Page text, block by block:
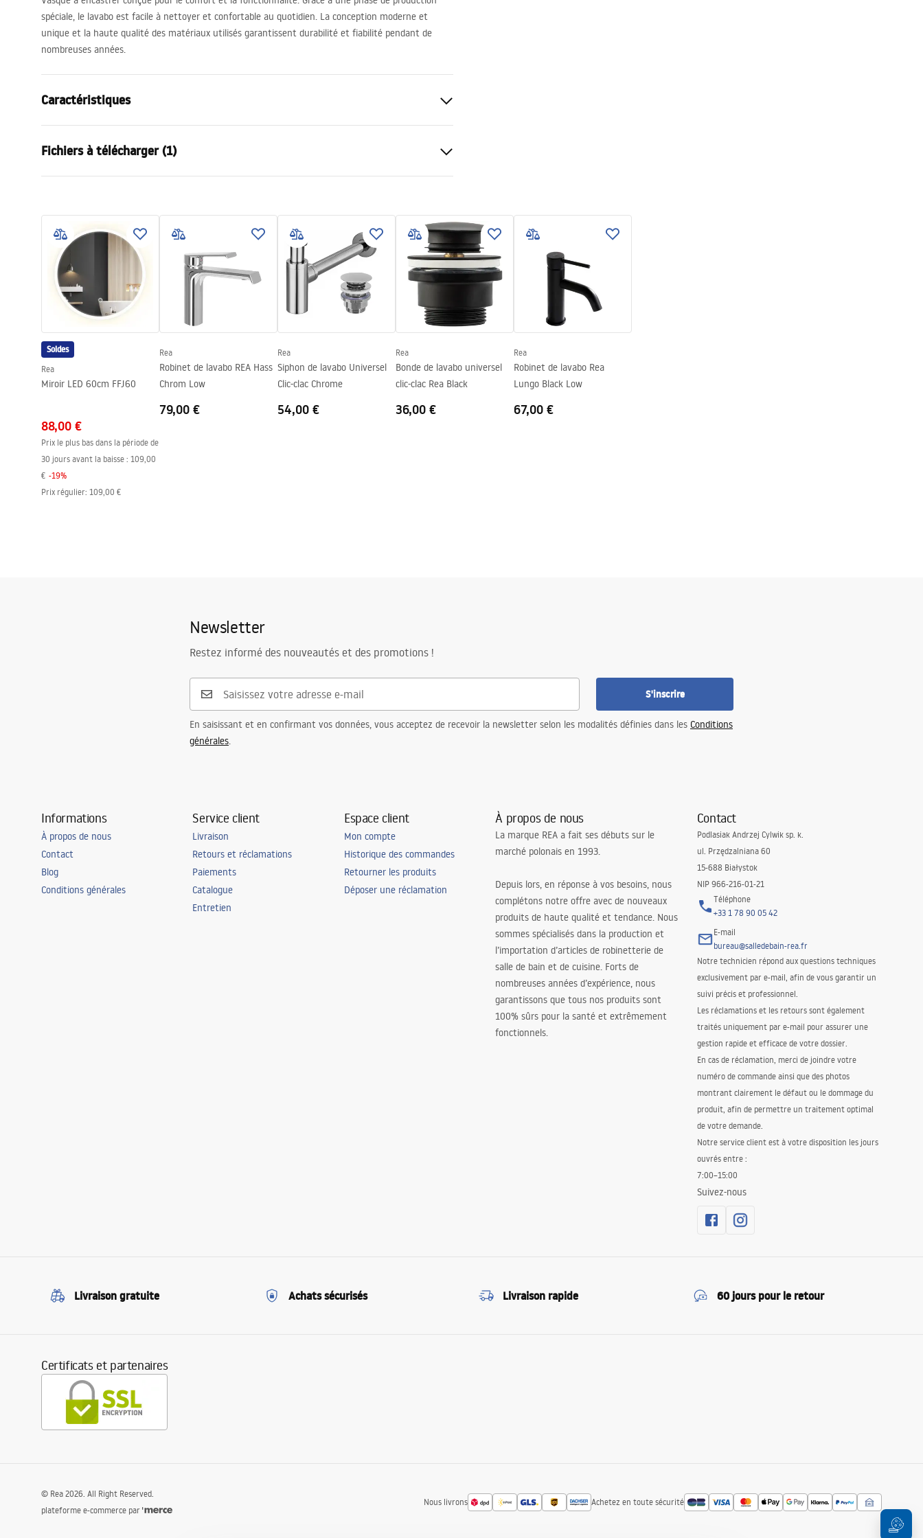
spéciale, le lavabo est facile à nettoyer et confortable au quotidien. La conception moderne et
unique et la haute qualité des matériaux utilisés garantissent durabilité et fiabilité pendant de
nombreuses années.
Caractéristiques
Matériel
Couleur
Blanc
Largeur
mm
Hauteur
mm
Forme
Rectangulaire
Trou de robinet
Trou de débordement
Oui
Fichiers à télécharger (1)
Warranty_Terms_and_Conditions_Basins_-_5.pdf
Soldes
Rea
Miroir LED 60cm FFJ60
88,00 €
Prix le plus bas dans la période de
30 jours avant la baisse : 109,00
€ -19%
Prix régulier: 109,00 €
Rea
Robinet de lavabo REA Hass
Chrom Low
79,00 €
Rea
Siphon de lavabo Universel
Clic-clac Chrome
54,00 €
Rea
Bonde de lavabo universel
clic-clac Rea Black
36,00 €
Rea
Robinet de lavabo Rea
Lungo Black Low
67,00 €
Newsletter
Restez informé des nouveautés et des promotions !
S'inscrire
En saisissant et en confirmant vos données, vous acceptez de recevoir la newsletter selon les modalités définies dans les Conditions
générales.
Informations
À propos de nous
Contact
Blog
Conditions générales
Service client
Livraison
Retours et réclamations
Paiements
Catalogue
Entretien
Espace client
Mon compte
Historique des commandes
Retourner les produits
Déposer une réclamation
À propos de nous
La marque REA a fait ses débuts sur le
marché polonais en 1993.
Depuis lors, en réponse à vos besoins, nous
complétons notre offre avec de nouveaux
produits de haute qualité et tendance. Nous
sommes spécialisés dans la production et
l’importation d’articles de robinetterie de
salle de bain et de cuisine. Forts de
nombreuses années d’expérience, nous
garantissons que tous nos produits sont
100% sûrs pour la santé et extrêmement
fonctionnels.
Contact
Podlasiak Andrzej Cylwik sp. k.
ul. Przędzalniana 60
15-688 Białystok
NIP 966-216-01-21
Téléphone
+33 1 78 90 05 42
E-mail
bureau@salledebain-rea.fr
Notre technicien répond aux questions techniques
exclusivement par e-mail, afin de vous garantir un
suivi précis et professionnel.
Les réclamations et les retours sont également
traités uniquement par e-mail pour assurer une
gestion rapide et efficace de votre dossier.
En cas de réclamation, merci de joindre votre
numéro de commande ainsi que des photos
montrant clairement le défaut ou le dommage du
produit, afin de permettre un traitement optimal
de votre demande.
Notre service client est à votre disposition les jours
ouvrés entre :
7:00–15:00
Suivez-nous
Livraison gratuite Achats sécurisés Livraison rapide 60 jours pour le retour
Certificats et partenaires
Nous livrons Achetez en toute sécurité
© Rea 2026. All Right Reserved.
plateforme e-commerce par